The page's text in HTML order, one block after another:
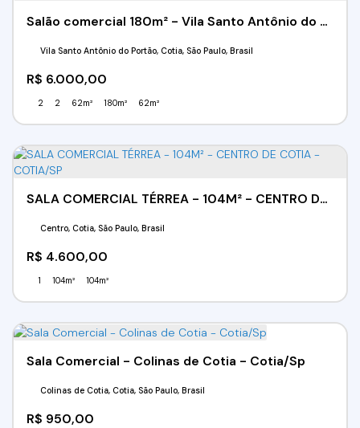
Salão comercial 180m² - Vila Santo Antônio do Portão - Cotia/SP
R$ 6.000,00
Vila Santo Antônio do Portão, Cotia, São Paulo, Brasil
2 2 62m² 180m² 62m²
SALA COMERCIAL TÉRREA - 104M² - CENTRO DE COTIA - COTIA/SP
R$ 4.600,00
Centro, Cotia, São Paulo, Brasil
1 104m² 104m²
Sala Comercial - Colinas de Cotia - Cotia/Sp
R$ 950,00
Colinas de Cotia, Cotia, São Paulo, Brasil